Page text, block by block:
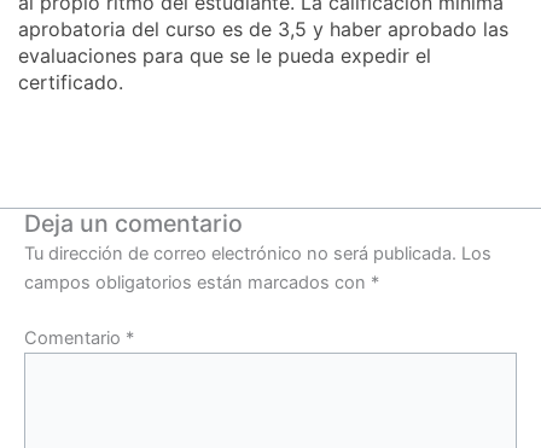
aprobatoria del curso es de 3,5 y haber aprobado las
evaluaciones para que se le pueda expedir el
certificado.
Deja un comentario
Tu dirección de correo electrónico no será publicada. Los
campos obligatorios están marcados con *
Comentario *